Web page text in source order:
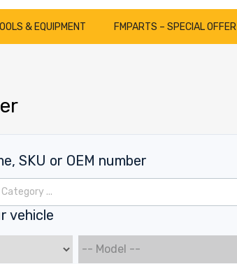
& EQUIPMENT FMPARTS – SPECIAL OFFER
SKU or OEM number
vehicle